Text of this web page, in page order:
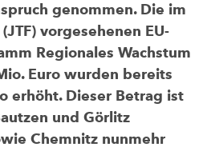
genommen. Die im
vorgesehenen EU-
Regionales Wachstum
Euro wurden bereits
erhöht. Dieser Betrag ist
und Görlitz
Chemnitz nunmehr